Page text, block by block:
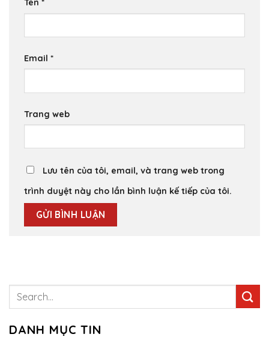
Tên *
Email *
Trang web
Lưu tên của tôi, email, và trang web trong
trình duyệt này cho lần bình luận kế tiếp của tôi.
DANH MỤC TIN